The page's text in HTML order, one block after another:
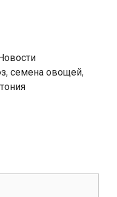
, семена овощей,